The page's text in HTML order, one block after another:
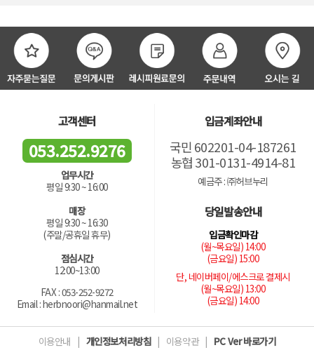
고객센터
053.252.9276
업무시간
평일 9:30 ~ 16:00
매장
평일 9:30 ~ 16:30
(주말/공휴일 휴무)
점심시간
12:00~13:00
FAX : 053-252-9272
Email : herbnoori@hanmail.net
입금계좌안내
국민 602201-04-187261
농협 301-0131-4914-81
예금주 : ㈜허브누리
당일발송안내
입금확인마감
(월~목요일) 14:00
(금요일) 15:00
단, 네이버페이/에스크로 결제시
(월~목요일) 13:00
(금요일) 14:00
이용안내 | 개인정보처리방침 | 이용약관 | PC Ver 바로가기